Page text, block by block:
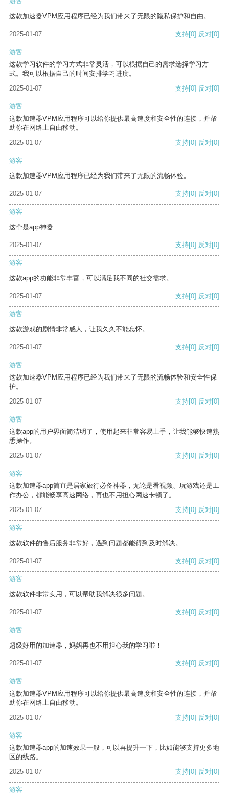
这款加速器VPM应用程序已经为我们带来了无限的隐私保护和自由。
2025-01-07 支持[0] 反对[0]
游客
这款学习软件的学习方式非常灵活，可以根据自己的需求选择学习方
式。我可以根据自己的时间安排学习进度。
2025-01-07
支持[0] 反对[0]
游客
这款加速器VPM应用程序可以给你提供最高速度和安全性的连接，并帮
助你在网络上自由移动。
2025-01-07
支持[0] 反对[0]
游客
这款加速器VPM应用程序已经为我们带来了无限的流畅体验。
2025-01-07 支持[0] 反对[0]
游客
这个是app神器
2025-01-07 支持[0] 反对[0]
游客
这款app的功能非常丰富，可以满足我不同的社交需求。
2025-01-07 支持[0] 反对[0]
游客
这款游戏的剧情非常感人，让我久久不能忘怀。
2025-01-07 支持[0] 反对[0]
游客
这款加速器VPM应用程序已经为我们带来了无限的流畅体验和安全性保
护。
2025-01-07
支持[0] 反对[0]
游客
这款app的用户界面简洁明了，使用起来非常容易上手，让我能够快速熟
悉操作。
2025-01-07
支持[0] 反对[0]
游客
这款加速器app简直是居家旅行必备神器，无论是看视频、玩游戏还是工
作办公，都能畅享高速网络，再也不用担心网速卡顿了。
2025-01-07
支持[0] 反对[0]
游客
这款软件的售后服务非常好，遇到问题都能得到及时解决。
2025-01-07 支持[0] 反对[0]
游客
这款软件非常实用，可以帮助我解决很多问题。
2025-01-07 支持[0] 反对[0]
游客
超级好用的加速器，妈妈再也不用担心我的学习啦！
2025-01-07 支持[0] 反对[0]
游客
这款加速器VPM应用程序可以给你提供最高速度和安全性的连接，并帮
助你在网络上自由移动。
2025-01-07
支持[0] 反对[0]
游客
这款加速器app的加速效果一般，可以再提升一下，比如能够支持更多地
区的线路。
2025-01-07
支持[0] 反对[0]
游客